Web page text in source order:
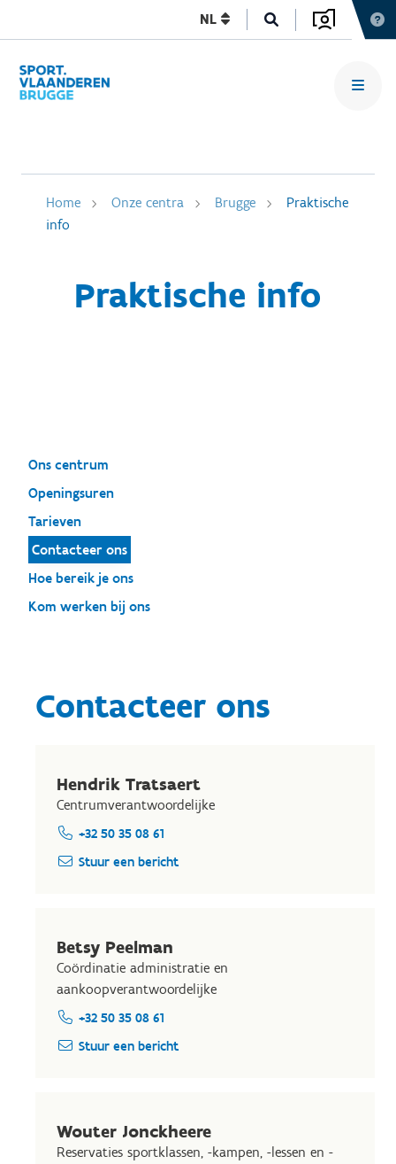
NL
Home Onze centra Brugge
Praktische
info
Praktische info
Ons centrum
Openingsuren
Tarieven
Contacteer ons
Hoe bereik je ons
Kom werken bij ons
Contacteer ons
Hendrik Tratsaert
Centrumverantwoordelijke
+32 50 35 08 61
Stuur een bericht
Betsy Peelman
Coördinatie administratie en
aankoopverantwoordelijke
+32 50 35 08 61
Stuur een bericht
Wouter Jonckheere
Reservaties sportklassen, -kampen, -lessen en -